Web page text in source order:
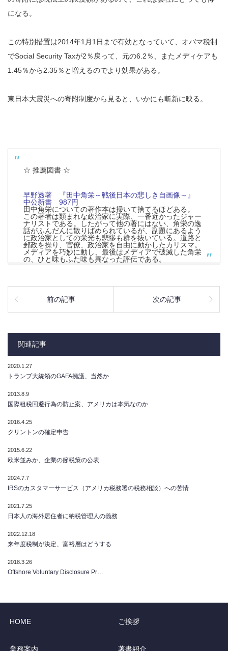
になる。
この特別措置は2014年1月1日まで有効となっていて、オバマ税制
でSocial Security Taxが2％戻って、元の6.2％、またメディケアも
1.45％から2.35％と増えるのでより効果がある。
東日本大震災への寄附制度から見ると、いかにも斬新に映る。
☆ 推薦図書 ☆
早野透著 『田中角栄～戦後日本の悲しき自画像～』
中公新書 987円
田中角栄についての著作本は掃いて捨てるほどある。
この著者は類まれな政治家に実際、一番近かったジャー
ナリストである。したがって他の著にはない、角栄の逸
話がふんだんに散りばめられているが、副題にあるよう
に政治家としての栄光も悲惨も群を抜いている。道路と
郵政を操り、官僚、政治家を自由に動かしたカリスマ。
メディアを巧妙に動し、最後はメディアで破滅した角栄
の、ひと味もふた味も異なった評伝である。
前の記事 次の記事
関連記事
2020.1.27
トランプ大統領のGAFA擁護、当然か
2013.8.9
国際租税回避行為の防止案、アメリカは本気なのか
2016.4.25
クリントンの確定申告
2015.6.22
欧米並みか、企業の節税策の公表
2024.7.7
IRSのカスタマーサービス（アメリカ税務署の税務相談）への苦情
2021.7.25
日本人の海外居住者に納税管理人の義務
2022.12.18
来年度税制が決定、富裕層はどうする
2018.3.26
Offshore Voluntary Disclosure Pr…
HOME ご挨拶
業務案内 著書紹介